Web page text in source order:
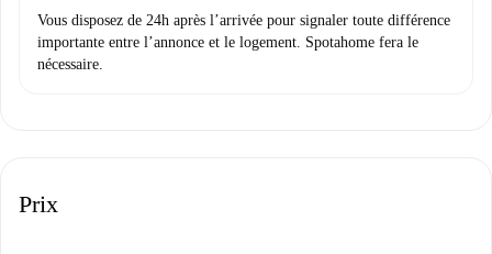
Vous disposez de 24h après l’arrivée pour signaler toute différence
importante entre l’annonce et le logement. Spotahome fera le
nécessaire.
Prix